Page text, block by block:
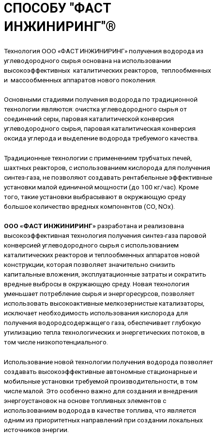
СПОСОБУ "ФАСТ
ИНЖИНИРИНГ"®
Технология ООО «ФАСТ ИНЖИНИРИНГ» получения водорода из
углеводородного сырья основана на использовании
высокоэффективных каталитических реакторов, теплообменных
и массообменных аппаратов нового поколения.
Основными стадиями получения водорода по традиционной
технологии являются: очистка углеводородного сырья от
соединений серы, паровая каталитической конверсия
углеводородного сырья, паровая каталитическая конверсия
оксида углерода и выделение водорода требуемого качества.
Традиционные технологии с применением трубчатых печей,
шахтных реакторов, с использованием кислорода для получения
синтез-газа, не позволяют создавать рентабельные эффективные
установки малой единичной мощности (до 100 кг/час). Кроме
того, такие установки выбрасывают в окружающую среду
большое количество вредных компонентов (СО, NOx).
ООО «ФАСТ ИНЖИНИРИНГ»разработана и реализована
высокоэффективная технология получения синтез-газа паровой
конверсией углеводородного сырья с использованием
каталитических реакторов и теплообменных аппаратов новой
конструкции, которая позволяет значительно снизить
капитальные вложения, эксплуатационные затраты и сократить
вредные выбросы в окружающую среду. Новая технология
уменьшает потребление сырья и энергоресурсов, позволяет
использовать высокоактивные мелкозернистые катализаторы,
исключает необходимость использования кислорода для
получения водородсодержащего газа, обеспечивает глубокую
утилизацию тепла технологических и энергетических потоков, в
том числе низкопотенциального.
Использование новой технологии получения водорода позволяет
создавать высокоэффективные автономные стационарные и
мобильные установки требуемой производительности, в том
числе малой. Это особенно важно для создания и внедрения
энергоустановок на основе топливных элементов с
использованием водорода в качестве топлива, что является
одним из приоритетных направлений при создании локальных
источников энергии.